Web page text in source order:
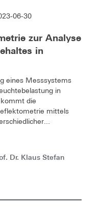
06-30
zur Analyse
in
eines Messsystems
in
die
mittels
Dr. Klaus Stefan